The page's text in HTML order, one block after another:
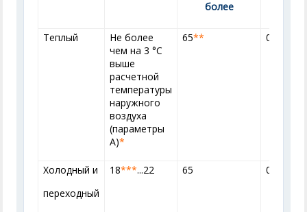
более
Теплый
Не более
чем на 3 °С
выше
расчетной
температуры
наружного
воздуха
(параметры
А)*
65** 0,5
Холодный и
переходный
18***...22 65 0,2